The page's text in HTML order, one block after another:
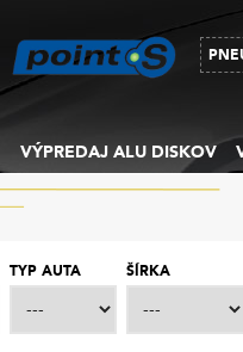
VÝPREDAJ ALU DISKOV
TYP AUTA ŠÍRKA